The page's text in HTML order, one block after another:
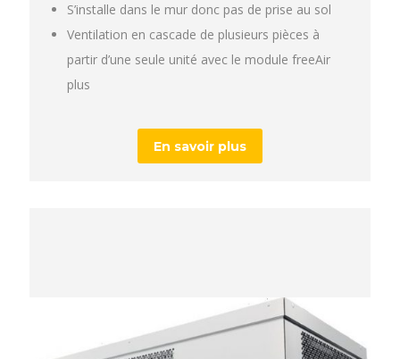
S’installe dans le mur donc pas de prise au sol
Ventilation en cascade de plusieurs pièces à
partir d’une seule unité avec le module freeAir
plus
En savoir plus